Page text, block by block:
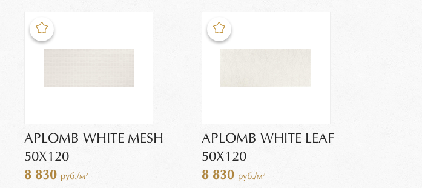
APLOMB WHITE MESH
50X120
8 830 руб./м²
APLOMB WHITE LEAF
50X120
8 830 руб./м²